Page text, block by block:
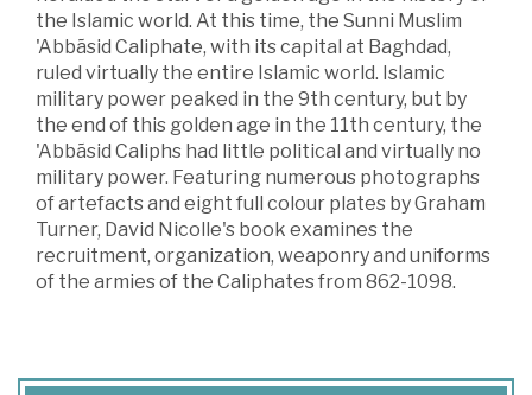
the Islamic world. At this time, the Sunni Muslim
'Abbãsid Caliphate, with its capital at Baghdad,
ruled virtually the entire Islamic world. Islamic
military power peaked in the 9th century, but by
the end of this golden age in the 11th century, the
'Abbãsid Caliphs had little political and virtually no
military power. Featuring numerous photographs
of artefacts and eight full colour plates by Graham
Turner, David Nicolle's book examines the
recruitment, organization, weaponry and uniforms
of the armies of the Caliphates from 862-1098.